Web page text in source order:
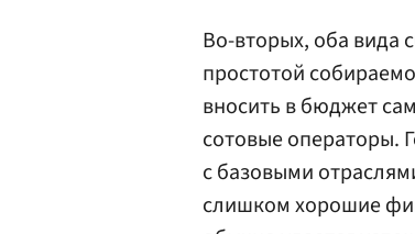
Во-вторых, оба вида
простотой
вносить в бюджет
сотовые операторы.
с базовыми
слишком хорошие